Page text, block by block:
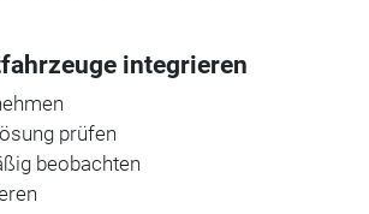
integrieren
prüfen
beobachten